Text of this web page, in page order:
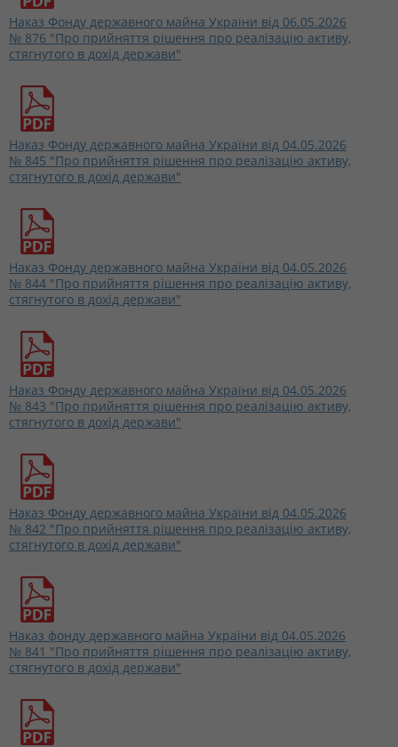
Наказ Фонду державного майна України від 06.05.2026
№ 876 "Про прийняття рішення про реалізацію активу,
стягнутого в дохід держави"
Наказ Фонду державного майна України від 04.05.2026
№ 845 "Про прийняття рішення про реалізацію активу,
стягнутого в дохід держави"
Наказ Фонду державного майна України від 04.05.2026
№ 844 "Про прийняття рішення про реалізацію активу,
стягнутого в дохід держави"
Наказ Фонду державного майна України від 04.05.2026
№ 843 "Про прийняття рішення про реалізацію активу,
стягнутого в дохід держави"
Наказ Фонду державного майна України від 04.05.2026
№ 842 "Про прийняття рішення про реалізацію активу,
стягнутого в дохід держави"
Наказ фонду державного майна України від 04.05.2026
№ 841 "Про прийняття рішення про реалізацію активу,
стягнутого в дохід держави"